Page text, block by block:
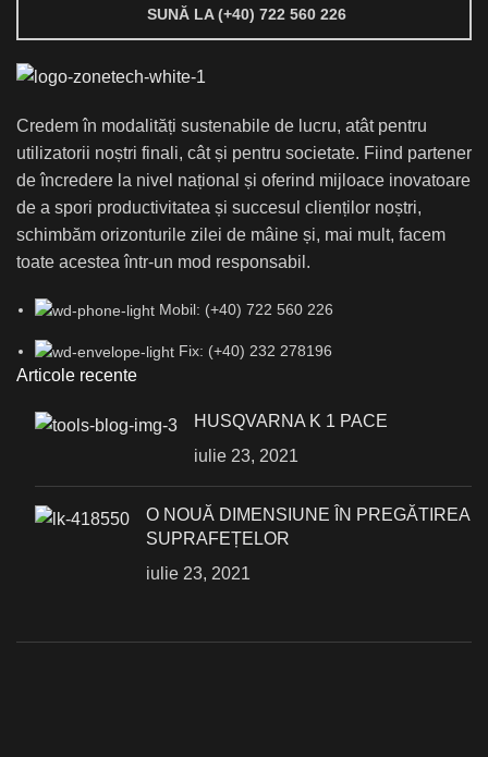
SUNĂ LA (+40) 722 560 226
Credem în modalități sustenabile de lucru, atât pentru
utilizatorii noștri finali, cât și pentru societate. Fiind partener
de încredere la nivel național și oferind mijloace inovatoare
de a spori productivitatea și succesul clienților noștri,
schimbăm orizonturile zilei de mâine și, mai mult, facem
toate acestea într-un mod responsabil.
Mobil: (+40) 722 560 226
Fix: (+40) 232 278196
Articole recente
HUSQVARNA K 1 PACE
iulie 23, 2021
О NOUĂ DIMENSIUNE ÎN PREGĂTIREA
SUPRAFEȚELOR
iulie 23, 2021